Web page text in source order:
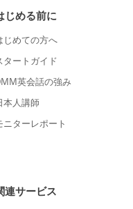
じめる前に
じめての方へ
タートガイド
英会話の強み
本人講師
ニターレポート
連サービス